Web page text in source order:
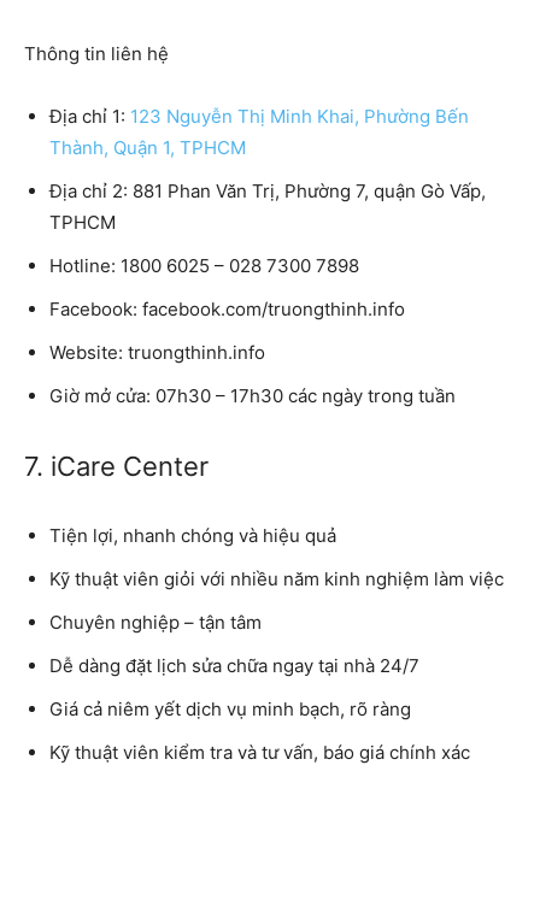
Thông tin liên hệ
Địa chỉ 1: 123 Nguyễn Thị Minh Khai, Phường Bến
Thành, Quận 1, TPHCM
Địa chỉ 2: 881 Phan Văn Trị, Phường 7, quận Gò Vấp,
TPHCM
Hotline: 1800 6025 – 028 7300 7898
Facebook: facebook.com/truongthinh.info
Website: truongthinh.info
Giờ mở cửa: 07h30 – 17h30 các ngày trong tuần
7. iCare Center
Tiện lợi, nhanh chóng và hiệu quả
Kỹ thuật viên giỏi với nhiều năm kinh nghiệm làm việc
Chuyên nghiệp – tận tâm
Dễ dàng đặt lịch sửa chữa ngay tại nhà 24/7
Giá cả niêm yết dịch vụ minh bạch, rõ ràng
Kỹ thuật viên kiểm tra và tư vấn, báo giá chính xác